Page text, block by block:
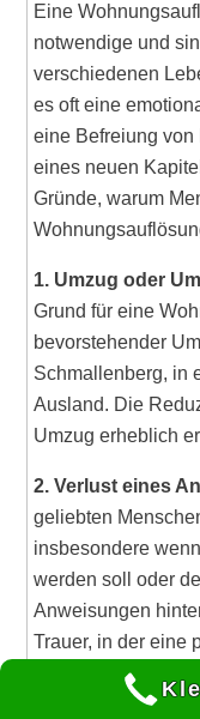
Eine
notwendige und
verschiedenen
es oft eine
eine Befreiung
eines neuen
Gründe, warum
1. Umzug oder
Grund für eine
bevorstehender
Schmallenberg, in
Ausland. Die
Umzug erheblich
2. Verlust eines
geliebten
insbesondere
werden soll oder
Anweisungen
Trauer, in der eine
in Schmallenberg